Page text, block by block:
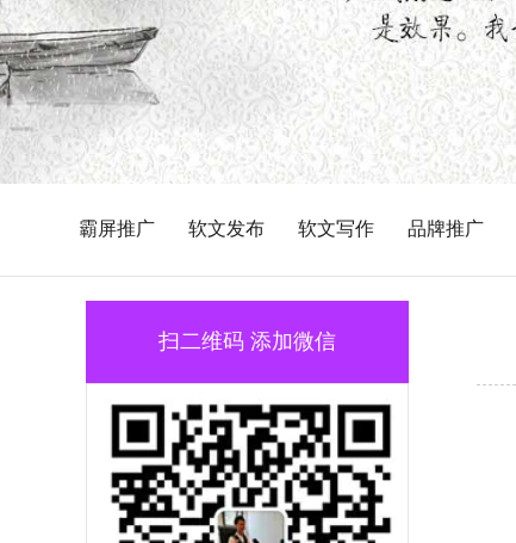
霸屏推广 软文发布 软文写作 品牌推广
扫二维码 添加微信